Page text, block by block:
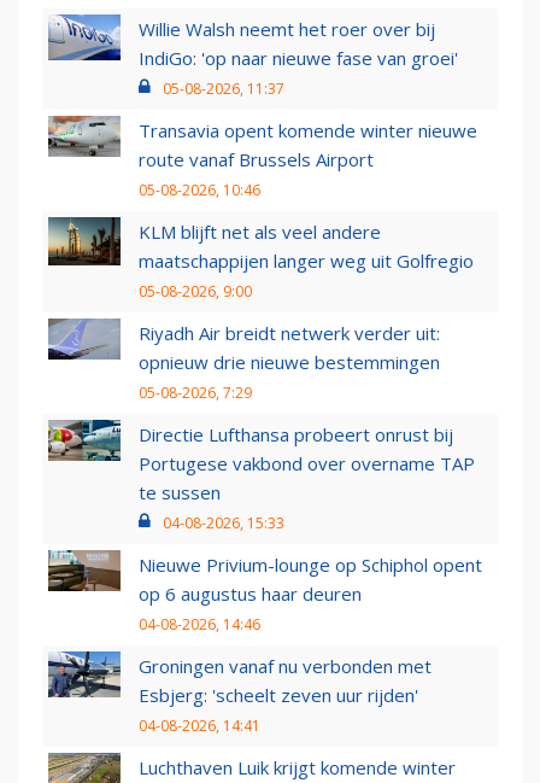
Willie Walsh neemt het roer over bij
IndiGo: 'op naar nieuwe fase van groei'
05-08-2026, 11:37
Transavia opent komende winter nieuwe
route vanaf Brussels Airport
05-08-2026, 10:46
KLM blijft net als veel andere
maatschappijen langer weg uit Golfregio
05-08-2026, 9:00
Riyadh Air breidt netwerk verder uit:
opnieuw drie nieuwe bestemmingen
05-08-2026, 7:29
Directie Lufthansa probeert onrust bij
Portugese vakbond over overname TAP
te sussen
04-08-2026, 15:33
Nieuwe Privium-lounge op Schiphol opent
op 6 augustus haar deuren
04-08-2026, 14:46
Groningen vanaf nu verbonden met
Esbjerg: 'scheelt zeven uur rijden'
04-08-2026, 14:41
Luchthaven Luik krijgt komende winter